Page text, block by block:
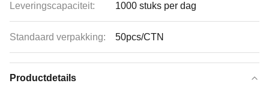
Leveringscapaciteit: 1000 stuks per dag
Standaard verpakking: 50pcs/CTN
Productdetails